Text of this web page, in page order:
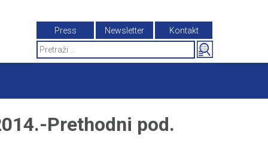
Press Newsletter
Kontakt
Search
for:
Prethodni pod.